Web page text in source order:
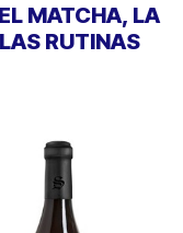
MATCHA, LA
RUTINAS